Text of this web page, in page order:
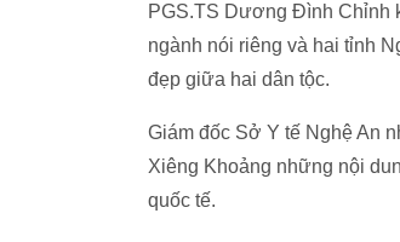
PGS.TS Dương Đình Chỉnh
ngành nói riêng và hai tỉnh
đẹp giữa hai dân tộc.
Giám đốc Sở Y tế Nghệ An
Xiêng Khoảng những nội
quốc tế.